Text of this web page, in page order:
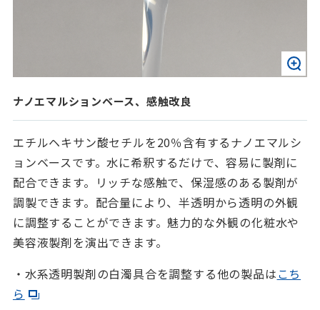
ナノエマルションベース、感触改良
エチルヘキサン酸セチルを20％含有するナノエマルシ
ョンベースです。水に希釈するだけで、容易に製剤に
配合できます。リッチな感触で、保湿感のある製剤が
調製できます。配合量により、半透明から透明の外観
に調整することができます。魅力的な外観の化粧水や
美容液製剤を演出できます。
・水系透明製剤の白濁具合を調整する他の製品はこち
ら